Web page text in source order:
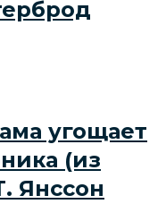
угощает
(из
Янссон